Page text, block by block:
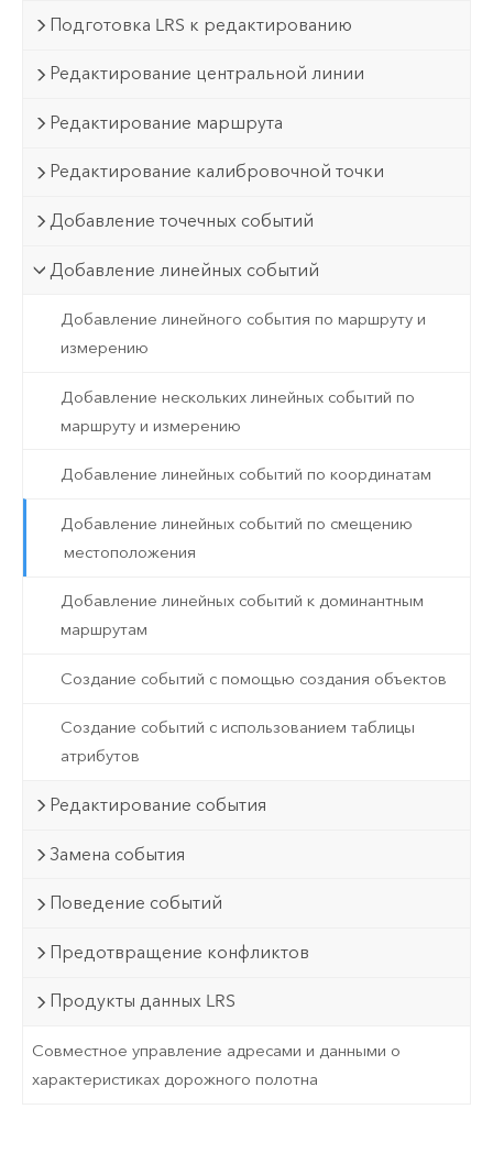
Подготовка LRS к редактированию
Редактирование центральной линии
Редактирование маршрута
Редактирование калибровочной точки
Добавление точечных событий
Добавление линейных событий
Добавление линейного события по маршруту и
измерению
Добавление нескольких линейных событий по
маршруту и измерению
Добавление линейных событий по координатам
Добавление линейных событий по смещению
местоположения
Добавление линейных событий к доминантным
маршрутам
Создание событий с помощью создания объектов
Создание событий с использованием таблицы
атрибутов
Редактирование события
Замена события
Поведение событий
Предотвращение конфликтов
Продукты данных LRS
Совместное управление адресами и данными о
характеристиках дорожного полотна